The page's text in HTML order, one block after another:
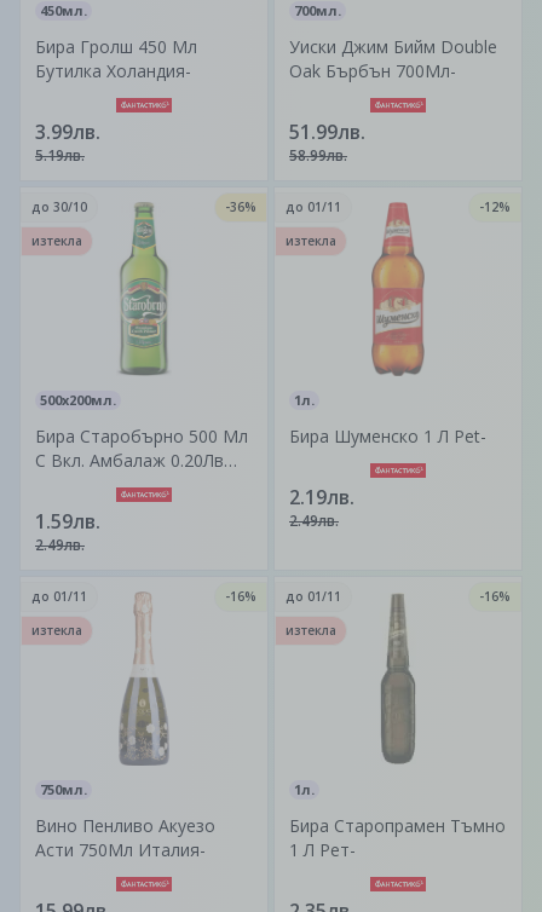
450мл.
Бира Гролш 450 Мл
Бутилка Холандия-
3.99лв.
5.19лв.
700мл.
Уиски Джим Бийм Double
Oak Бърбън 700Мл-
51.99лв.
58.99лв.
500x200мл.
Бира Старобърно 500 Мл
С Вкл. Амбалаж 0.20Лв
1.59лв.
2.49лв.
до 30/10
-36%
изтекла
1л.
Бира Шуменско 1 Л Pet-
2.19лв.
2.49лв.
до 01/11
-12%
изтекла
750мл.
Вино Пенливо Акуезо
Асти 750Мл Италия-
до 01/11
-16%
изтекла
1л.
Бира Старопрамен Тъмно
1 Л Рет-
до 01/11
-16%
изтекла